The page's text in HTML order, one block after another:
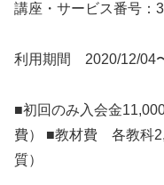
講座・サービス番号：
利用期間 2020/12/04
■初回のみ入会金
費） ■教材費 各教科
質）